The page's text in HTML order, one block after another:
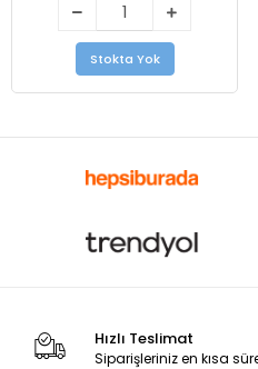
Stokta Yok
Hızlı Teslimat
Siparişleriniz en kısa